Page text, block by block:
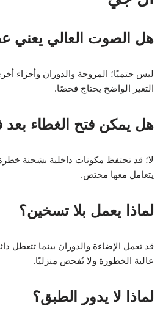
هل الصوت العالي يعني
ليس حتميًا؛ المروحة والدوران وأجزاء
التغير الواضح يحتاج فحصًا.
هل يمكن فتح الغطاء بعد
لا؛ قد تحتفظ مكونات داخلية بشحنة
يتعامل معها مختص.
لماذا يعمل بلا تسخين؟
قد تعمل الإضاءة والدوران بينما تتعطل
عالية الخطورة ولا تُفحص منزليًا.
لماذا لا يدور الطبق؟